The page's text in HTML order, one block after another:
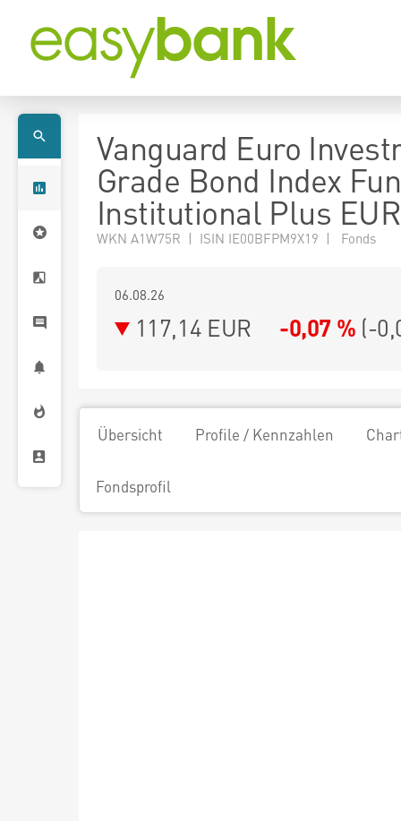
Vanguard Euro
Grade Bond Index
Institutional Plus
WKN A1W75R | ISIN IE00BFPM9X19 | Fonds
06.08.26
117,14 EUR -0,07 % (-
Übersicht Profile / Kennzahlen
Fondsprofil